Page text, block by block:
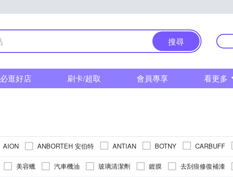
搜尋
必逛好店 刷卡/超取 會員專享 看更多
AION ANBORTEH 安伯特 ANTIAN BOTNY CARBUFF
KARCHER 凱馳 KEROPUR 快樂跑 KING WAX Michelin 米
美容蠟 汽車機油 玻璃清潔劑 鍍膜 去刮痕修復補漆